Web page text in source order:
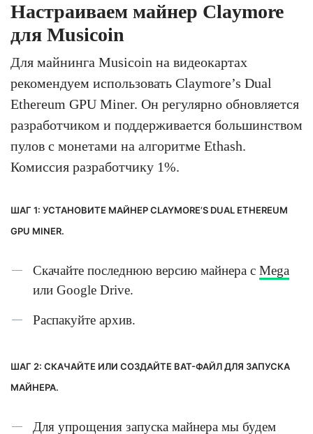
Настраиваем майнер Claymore
для Musicoin
Для майнинга Musicoin на видеокартах
рекомендуем использовать Claymore’s Dual
Ethereum GPU Miner. Он регулярно обновляется
разработчиком и поддерживается большинством
пулов с монетами на алгоритме Ethash.
Комиссия разработчику 1%.
ШАГ 1: УСТАНОВИТЕ МАЙНЕР CLAYMORE’S DUAL ETHEREUM
GPU MINER.
Скачайте последнюю версию майнера с Mega
или Google Drive.
Распакуйте архив.
ШАГ 2: СКАЧАЙТЕ ИЛИ СОЗДАЙТЕ BAT-ФАЙЛ ДЛЯ ЗАПУСКА
МАЙНЕРА.
Для упрощения запуска майнера мы будем